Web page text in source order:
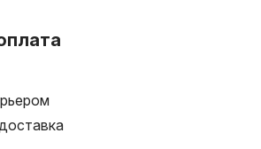
и оформление рассрочек и
любой сложности и цвета, а
размера. Имеются шпросы как
всем требованиям СТБ,